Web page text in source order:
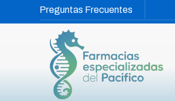
Preguntas Frecuentes